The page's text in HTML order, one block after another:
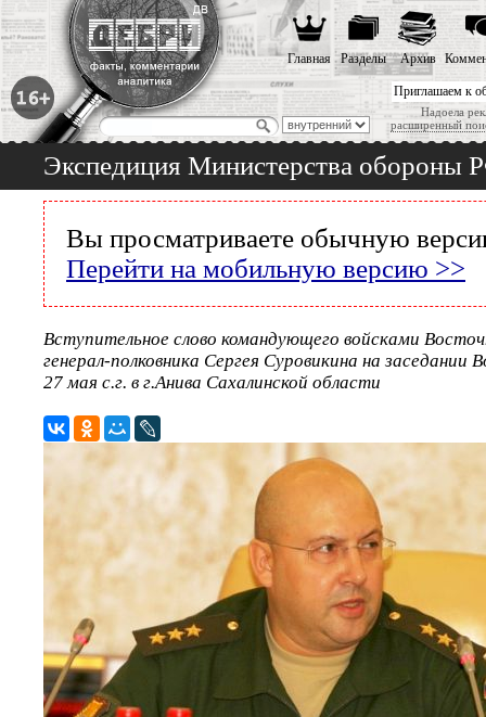
Приглашаем к
Надоела
расширенный
Главная Разделы Архив
Экспедиция Министерства обороны
Вы просматриваете обычную
Перейти на мобильную версию >>
Вступительное слово командующего войсками
генерал-полковника Сергея Суровикина на заседании
27 мая с.г. в г.Анива Сахалинской области